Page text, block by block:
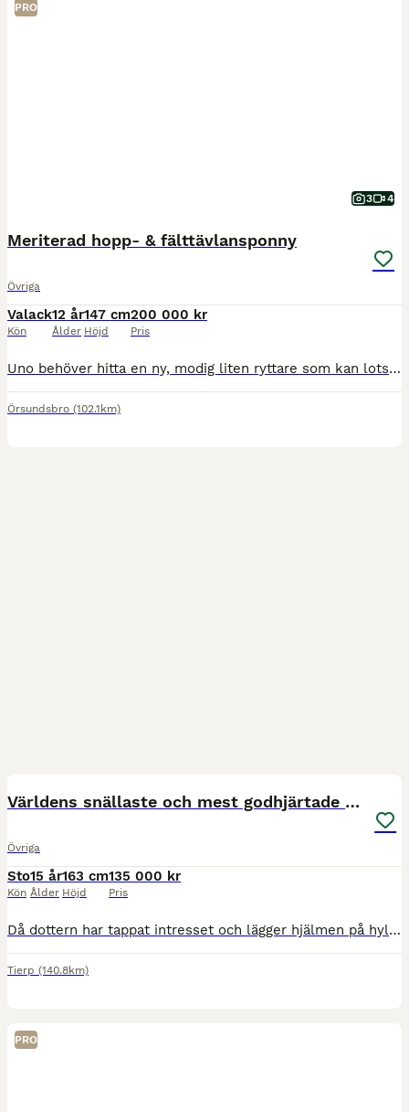
PRO
3 4
Meriterad hopp- & fälttävlansponny
Övriga
Valack
Kön
12 år
Ålder
147 cm
Höjd
200 000 kr
Pris
Uno behöver hitta en ny, modig liten ryttare som kan lotsa honom på hopp- & terrängbanorna framöver! Denna meriterade Fälttävlansponny har framtiden för sig tillsammans med rätt pilot! Uno kom till
Örsundsbro (102.1km)
Världens snällaste och mest godhjärtade häst❤️‍🩹
Övriga
Sto
Kön
15 år
Ålder
163 cm
Höjd
135 000 kr
Pris
Då dottern har tappat intresset och lägger hjälmen på hyllan säljer vi nu våran häst. Abbey är ett sto född 2011 med en fantastisk inställning till arbete och ett hjärta av guld. Hon är en otroligt sn
Tierp (140.8km)
PRO